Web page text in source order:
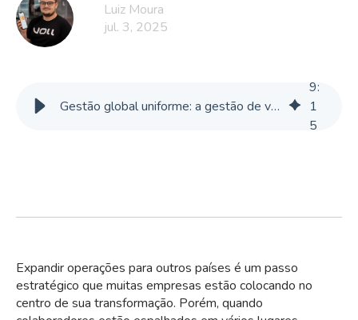
Luiz Moura
jul. 3, 2025
Gestão global uniforme: a gestão de viagens corporativas em 8 moedas e países
9:
1
5
Expandir operações para outros países é um passo
estratégico que muitas empresas estão colocando no
centro de sua transformação. Porém, quando